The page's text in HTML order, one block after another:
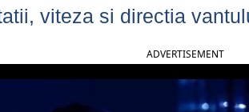
viteza si directia
ADVERTISEMENT